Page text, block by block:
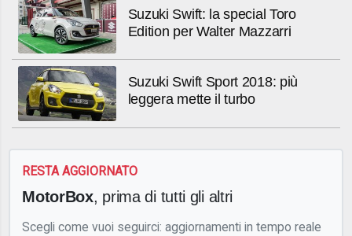
Suzuki Swift: la special Toro
Edition per Walter Mazzarri
Suzuki Swift Sport 2018: più
leggera mette il turbo
RESTA AGGIORNATO
MotorBox, prima di tutti gli altri
Scegli come vuoi seguirci: aggiornamenti in tempo reale